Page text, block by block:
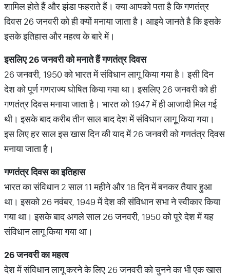
शामिल होते हैं और झंडा फहराते हैं। क्‍या आपको पता है कि गणतंत्र
दिवस 26 जनवरी को ही क्यों मनाया जाता है। आइये जानते है कि इसके
इसके इतिहास और महत्‍व के बारे में।
इसलिए26जनवरीकोमनातेहैंगणतंत्रदिवस
26 जनवरी, 1950 को भारत में संविधान लागू किया गया है। इसी दिन
देश को पूर्ण गणराज्‍य घोषित किया गया था। इसलिए 26 जनवरी को ही
गणतंत्र दिवस मनाया जाता है। भारत को 1947 में ही आजादी मिल गई
थी। इसके बाद करीब तीन साल बाद देश में संविधान लागूू किया गया।
इस लिए हर साल इस खास दिन की याद में 26 जनवरी को गणतंत्र दिवस
मनाया जाता है।
गणतंत्रदिवसकाइतिहास
भारत का संविधान 2 साल 11 महीने और 18 दिन में बनकर तैयार हुआ
था। इसको 26 नवंबर, 1949 में देश की संविधान सभा ने स्वीकार किया
गया था। इसके बाद अगले साल 26 जनवरी, 1950 को पूरे देश में यह
संविधान लागू किया गया था।
26जनवरीकामहत्व
देश में संविधान लागू करने के लिए 26 जनवरी को चुनने का भी एक खास